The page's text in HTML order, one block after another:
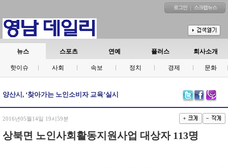
로그인 스크랩뉴스
뉴스 스포츠 연예 플러스 회사소개
핫이슈 사회 속보 정치 경제 문화
양산시, ‘찾아가는 노인소비자 교육’실시
2016년05월14일 19시59분
상북면 노인사회활동지원사업 대상자 113명